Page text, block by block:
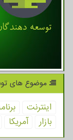
موضوع های
اینترنت
بازار
آمریكا